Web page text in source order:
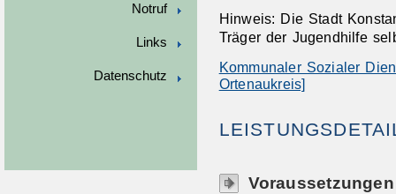
Notruf
Links
Datenschutz
Hinweis: Die Stadt
Träger der Jugendhilfe
Kommunaler Sozialer
Ortenaukreis]
Voraussetzungen